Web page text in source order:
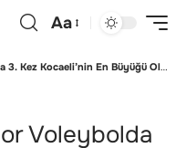
Aa
Kez Kocaeli’nin En Büyüğü Oldu
Voleybolda